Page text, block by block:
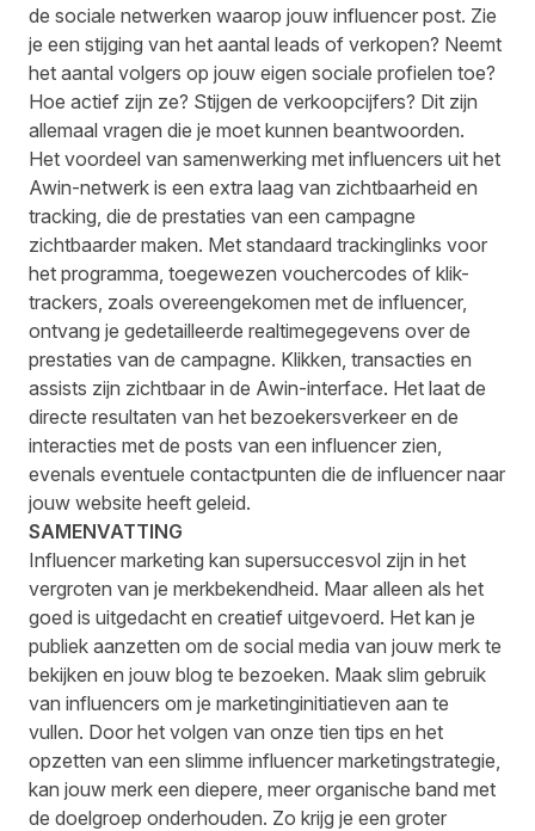
de sociale netwerken waarop jouw influencer post. Zie
je een stijging van het aantal leads of verkopen? Neemt
het aantal volgers op jouw eigen sociale profielen toe?
Hoe actief zijn ze? Stijgen de verkoopcijfers? Dit zijn
allemaal vragen die je moet kunnen beantwoorden.
Het voordeel van samenwerking met influencers uit het
Awin-netwerk is een extra laag van zichtbaarheid en
tracking, die de prestaties van een campagne
zichtbaarder maken. Met standaard trackinglinks voor
het programma, toegewezen vouchercodes of klik-
trackers, zoals overeengekomen met de influencer,
ontvang je gedetailleerde realtimegegevens over de
prestaties van de campagne. Klikken, transacties en
assists zijn zichtbaar in de Awin-interface. Het laat de
directe resultaten van het bezoekersverkeer en de
interacties met de posts van een influencer zien,
evenals eventuele contactpunten die de influencer naar
jouw website heeft geleid.
SAMENVATTING
Influencer marketing kan supersuccesvol zijn in het
vergroten van je merkbekendheid. Maar alleen als het
goed is uitgedacht en creatief uitgevoerd. Het kan je
publiek aanzetten om de social media van jouw merk te
bekijken en jouw blog te bezoeken. Maak slim gebruik
van influencers om je marketinginitiatieven aan te
vullen. Door het volgen van onze tien tips en het
opzetten van een slimme influencer marketingstrategie,
kan jouw merk een diepere, meer organische band met
de doelgroep onderhouden. Zo krijg je een groter